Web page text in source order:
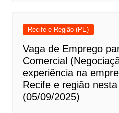
Recife e Região (PE)
Vaga de Emprego
Comercial
experiência na
Recife e região
(05/09/2025)